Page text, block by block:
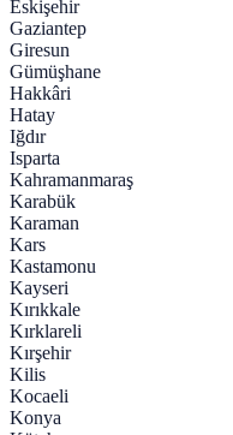
Eskişehir
Gaziantep
Giresun
Gümüşhane
Hakkâri
Hatay
Iğdır
Isparta
Kahramanmaraş
Karabük
Karaman
Kars
Kastamonu
Kayseri
Kırıkkale
Kırklareli
Kırşehir
Kilis
Kocaeli
Konya